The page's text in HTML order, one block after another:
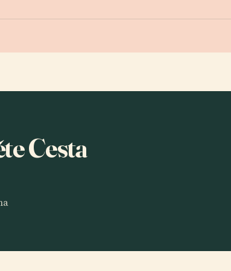
Cesta